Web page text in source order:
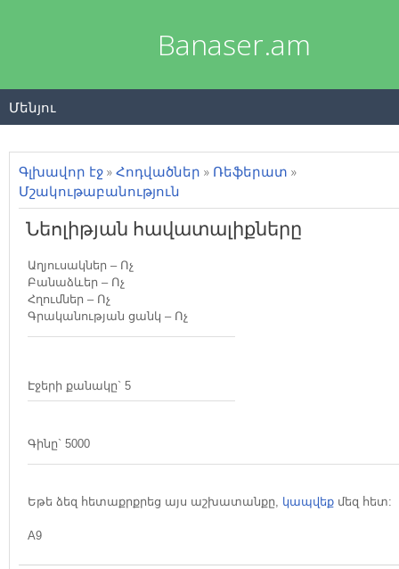
Banaser.am
Մենյու
Գլխավոր էջ » Հոդվածներ » Ռեֆերատ »
Մշակութաբանություն
Նեոլիթյան հավատալիքները
Աղյուսակներ – Ոչ
Բանաձևեր – Ոչ
Հղումներ – Ոչ
Գրականության ցանկ – Ոչ
Էջերի քանակը` 5
Գինը` 5000
Եթե ձեզ հետաքրքրեց այս աշխատանքը, կապվեք մեզ հետ:
A9